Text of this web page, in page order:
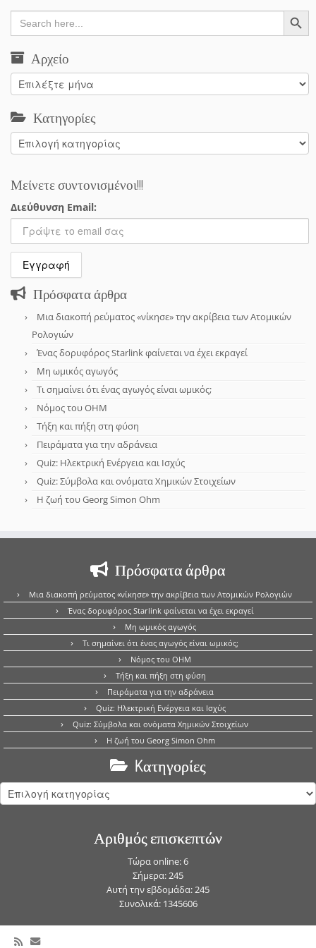
Search
for:
Search Button
Αρχείο
Αρχείο
Κατηγορίες
Κατηγορίες
Μείνετε συντονισμένοι!!!
Διεύθυνση Email:
Πρόσφατα άρθρα
Μια διακοπή ρεύματος «νίκησε» την ακρίβεια των Ατομικών
Ρολογιών
Ένας δορυφόρος Starlink φαίνεται να έχει εκραγεί
Μη ωμικός αγωγός
Τι σημαίνει ότι ένας αγωγός είναι ωμικός;
Νόμος του OHM
Τήξη και πήξη στη φύση
Πειράματα για την αδράνεια
Quiz: Ηλεκτρική Ενέργεια και Ισχύς
Quiz: Σύμβολα και ονόματα Χημικών Στοιχείων
Η ζωή του Georg Simon Ohm
Πρόσφατα άρθρα
Μια διακοπή ρεύματος «νίκησε» την ακρίβεια των Ατομικών Ρολογιών
Ένας δορυφόρος Starlink φαίνεται να έχει εκραγεί
Μη ωμικός αγωγός
Τι σημαίνει ότι ένας αγωγός είναι ωμικός;
Νόμος του OHM
Τήξη και πήξη στη φύση
Πειράματα για την αδράνεια
Quiz: Ηλεκτρική Ενέργεια και Ισχύς
Quiz: Σύμβολα και ονόματα Χημικών Στοιχείων
Η ζωή του Georg Simon Ohm
Kατηγορίες
Kατηγορίες
Αριθμός επισκεπτών
Τώρα online: 6
Σήμερα: 245
Αυτή την εβδομάδα: 245
Συνολικά: 1345606